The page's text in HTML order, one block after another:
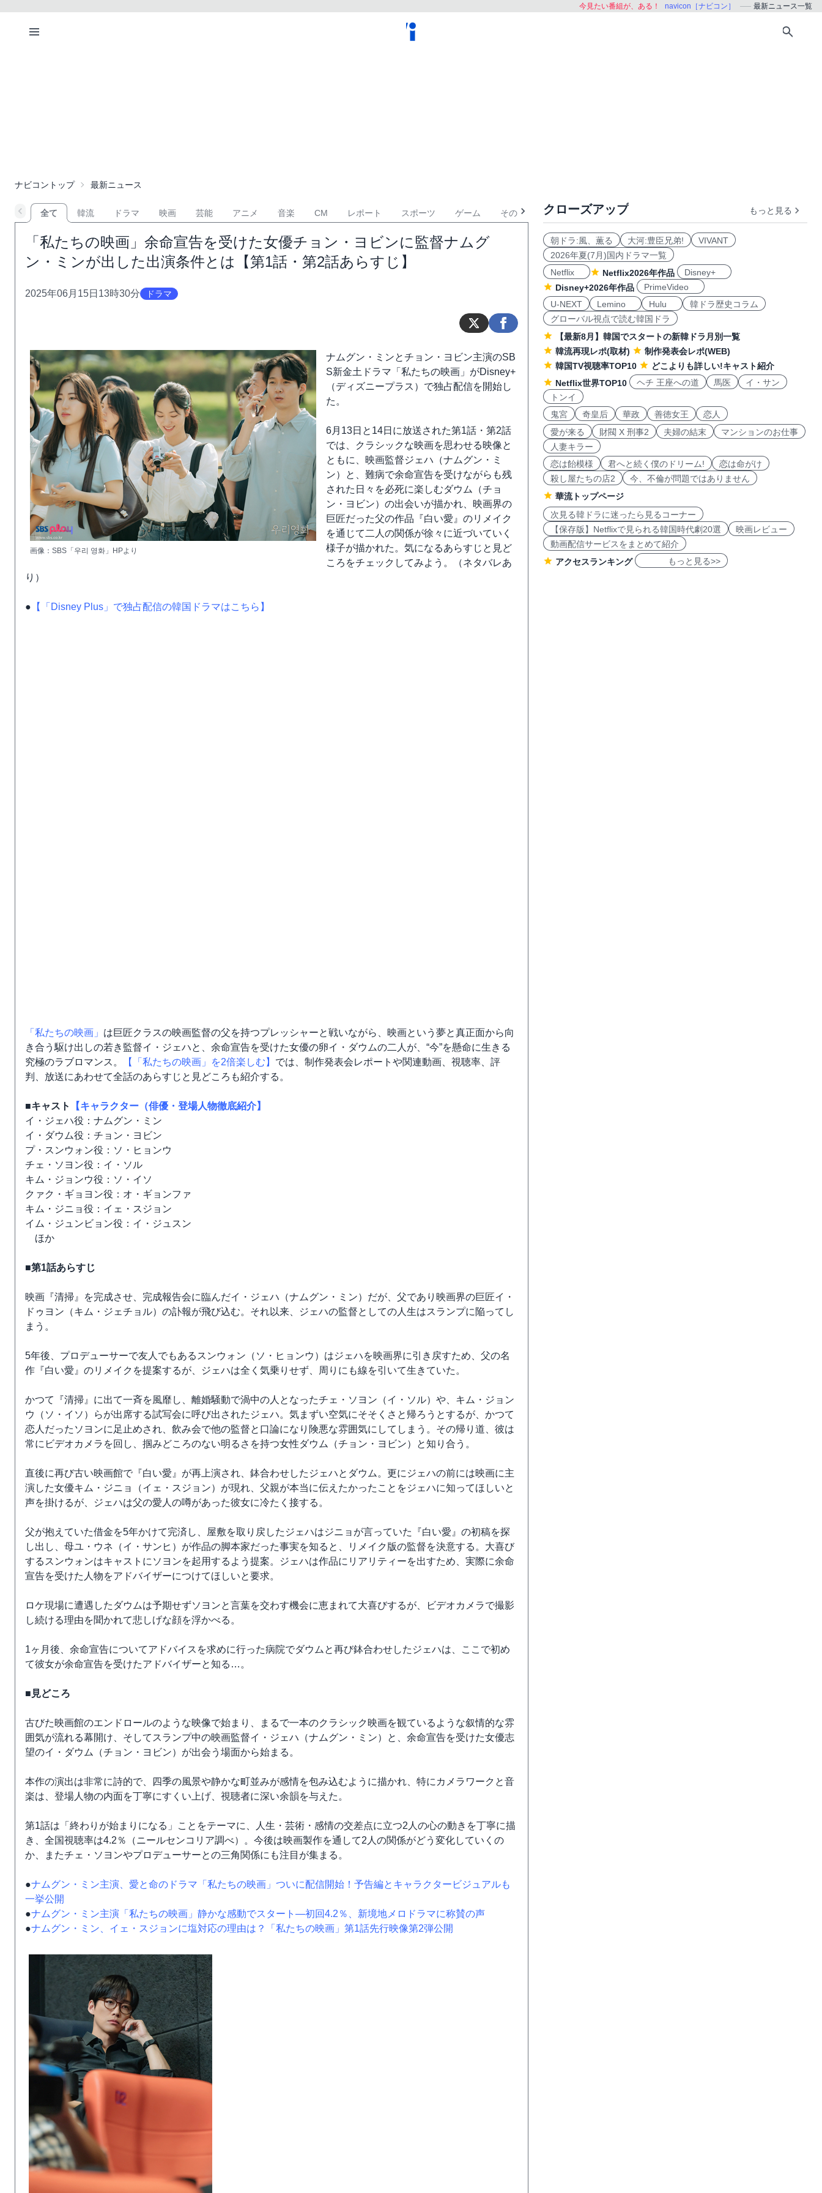
今見たい番組が、ある！ navicon［ナビコン］ 最新ニュース一覧
ナビコントップ 最新ニュース
全て 韓流 ドラマ 映画 芸能 アニメ 音楽 CM レポート スポーツ ゲーム その他
「私たちの映画」余命宣告を受けた女優チョン・ヨビンに監督ナムグ
ン・ミンが出した出演条件とは【第1話・第2話あらすじ】
2025年06月15日13時30分 ドラマ
画像：SBS「우리 영화」HPより
ナムグン・ミンとチョン・ヨビン主演のSB
S新金土ドラマ「私たちの映画」がDisney+
（ディズニープラス）で独占配信を開始し
た。
6月13日と14日に放送された第1話・第2話
では、クラシックな映画を思わせる映像と
ともに、映画監督ジェハ（ナムグン・ミ
ン）と、難病で余命宣告を受けながらも残
された日々を必死に楽しむダウム（チョ
ン・ヨビン）の出会いが描かれ、映画界の
巨匠だった父の作品『白い愛』のリメイク
を通じて二人の関係が徐々に近づいていく
様子が描かれた。気になるあらすじと見ど
ころをチェックしてみよう。（ネタバレあ
り）
● 【「Disney Plus」で独占配信の韓国ドラマはこちら】
「私たちの映画」 は巨匠クラスの映画監督の父を持つプレッシャーと戦いながら、映画という夢と真正面から向
き合う駆け出しの若き監督イ・ジェハと、余命宣告を受けた女優の卵イ・ダウムの二人が、“今”を懸命に生きる
究極のラブロマンス。
【「私たちの映画」を2倍楽しむ】 では、制作発表会レポートや関連動画、視聴率、評
判、放送にあわせて全話のあらすじと見どころも紹介する。
■キャスト
【キャラクター（俳優・登場人物徹底紹介】
イ・ジェハ役：ナムグン・ミン
イ・ダウム役：チョン・ヨビン
プ・スンウォン役：ソ・ヒョンウ
チェ・ソヨン役：イ・ソル
キム・ジョンウ役：ソ・イソ
クァク・ギョヨン役：オ・ギョンファ
キム・ジニョ役：イェ・スジョン
イム・ジュンビョン役：イ・ジュスン
ほか
■第1話あらすじ
映画『清掃』を完成させ、完成報告会に臨んだイ・ジェハ（ナムグン・ミン）だが、父であり映画界の巨匠イ・
ドゥヨン（キム・ジェチョル）の訃報が飛び込む。それ以来、ジェハの監督としての人生はスランプに陥ってし
まう。
5年後、プロデューサーで友人でもあるスンウォン（ソ・ヒョンウ）はジェハを映画界に引き戻すため、父の名
作『白い愛』のリメイクを提案するが、ジェハは全く気乗りせず、周りにも線を引いて生きていた。
かつて『清掃』に出て一斉を風靡し、離婚騒動で渦中の人となったチェ・ソヨン（イ・ソル）や、キム・ジョン
ウ（ソ・イソ）らが出席する試写会に呼び出されたジェハ。気まずい空気にそそくさと帰ろうとするが、かつて
恋人だったソヨンに足止めされ、飲み会で他の監督と口論になり険悪な雰囲気にしてしまう。その帰り道、彼は
常にビデオカメラを回し、掴みどころのない明るさを持つ女性ダウム（チョン・ヨビン）と知り合う。
直後に再び古い映画館で『白い愛』が再上演され、鉢合わせしたジェハとダウム。更にジェハの前には映画に主
演した女優キム・ジニョ（イェ・スジョン）が現れ、父親が本当に伝えたかったことをジェハに知ってほしいと
声を掛けるが、ジェハは父の愛人の噂があった彼女に冷たく接する。
父が抱えていた借金を5年かけて完済し、屋敷を取り戻したジェハはジニョが言っていた『白い愛』の初稿を探
し出し、母ユ・ウネ（イ・サンヒ）が作品の脚本家だった事実を知ると、リメイク版の監督を決意する。大喜び
するスンウォンはキャストにソヨンを起用するよう提案。ジェハは作品にリアリティーを出すため、実際に余命
宣告を受けた人物をアドバイザーにつけてほしいと要求。
ロケ現場に遭遇したダウムは予期せずソヨンと言葉を交わす機会に恵まれて大喜びするが、ビデオカメラで撮影
し続ける理由を聞かれて悲しげな顔を浮かべる。
1ヶ月後、余命宣告についてアドバイスを求めに行った病院でダウムと再び鉢合わせしたジェハは、ここで初め
て彼女が余命宣告を受けたアドバイザーと知る…。
■見どころ
古びた映画館のエンドロールのような映像で始まり、まるで一本のクラシック映画を観ているような叙情的な雰
囲気が流れる幕開け、そしてスランプ中の映画監督イ・ジェハ（ナムグン・ミン）と、余命宣告を受けた女優志
望のイ・ダウム（チョン・ヨビン）が出会う場面から始まる。
本作の演出は非常に詩的で、四季の風景や静かな町並みが感情を包み込むように描かれ、特にカメラワークと音
楽は、登場人物の内面を丁寧にすくい上げ、視聴者に深い余韻を与えた。
第1話は「終わりが始まりになる」ことをテーマに、人生・芸術・感情の交差点に立つ2人の心の動きを丁寧に描
き、全国視聴率は4.2％（ニールセンコリア調べ）。今後は映画製作を通して2人の関係がどう変化していくの
か、またチェ・ソヨンやプロデューサーとの三角関係にも注目が集まる。
●ナムグン・ミン主演、愛と命のドラマ「私たちの映画」ついに配信開始！予告編とキャラクタービジュアルも
一挙公開
●ナムグン・ミン主演「私たちの映画」静かな感動でスタート―初回4.2％、新境地メロドラマに称賛の声
●ナムグン・ミン、イェ・スジョンに塩対応の理由は？「私たちの映画」第1話先行映像第2弾公開
クローズアップ もっと見る
朝ドラ:風、薫る 大河:豊臣兄弟!
VIVANT
2026年夏(7月)国内ドラマ一覧
Netflix
Netflix2026年作品
Disney+
Disney+2026年作品
PrimeVideo
U-NEXT
Lemino Hulu
韓ドラ歴史コラム
グローバル視点で読む韓国ドラ
【最新8月】韓国でスタートの新韓ドラ月別一覧
韓流再現レポ(取材)
制作発表会レポ(WEB)
韓国TV視聴率TOP10
どこよりも詳しい!キャスト紹介
Netflix世界TOP10
ヘチ 王座への道 馬医
イ・サン
トンイ
鬼宮
奇皇后 華政 善徳女王
恋人
愛が来る
財閥 X 刑事2 夫婦の結末
マンションのお仕事
人妻キラー
恋は飴模様
君へと続く僕のドリーム!
恋は命がけ
殺し屋たちの店2
今、不倫が問題ではありません
華流トップページ
次見る韓ドラに迷ったら見るコーナー
【保存版】Netflixで見られる韓国時代劇20選
映画レビュー
動画配信サービスをまとめて紹介
アクセスランキング
もっと見る>>